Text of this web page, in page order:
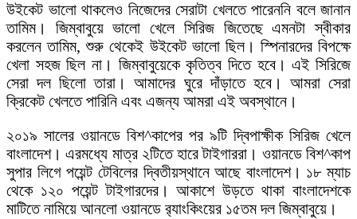
উইকেট ভালো থাকলেও নিজেদের সেরাটা খেলতে পারেননি বলে জানান
তামিম। জিম্বাবুয়ে ভালো খেলে সিরিজ জিতেছে এমনটা স্বীকার
করলেন তামিম, শুরু থেকেই উইকেট ভালো ছিল। স্পিনারদের বিপক্ষে
খেলা সহজ ছিল না। জিম্বাবুয়েকে কৃতিত্ব দিতে হবে। এই সিরিজে
সেরা দল ছিলো তারা। আমাদের ঘুরে দাঁড়াতে হবে। আমরা সেরা
ক্রিকেট খেলতে পারিনি এবং এজন্য আমরা এই অবস্থানে।
২০১৯ সালের ওয়ানডে বিশ^কাপের পর ৯টি দ্বিপাক্ষীক সিরিজ খেলে
বাংলাদেশ। এরমধ্যে মাত্র ২টিতে হারে টাইগাররা। ওয়ানডে বিশ^কাপ
সুপার লিগে পয়েন্ট টেবিলের দ্বিতীয়স্থানে আছে বাংলাদেশ। ১৮ ম্যাচ
থেকে ১২০ পয়েন্ট টাইগারদের। আকাশে উড়তে থাকা বাংলাদেশকে
মাটিতে নামিয়ে আনলো ওয়ানডে র‌্যাংকিংয়ের ১৫তম দল জিম্বাবুয়ে।